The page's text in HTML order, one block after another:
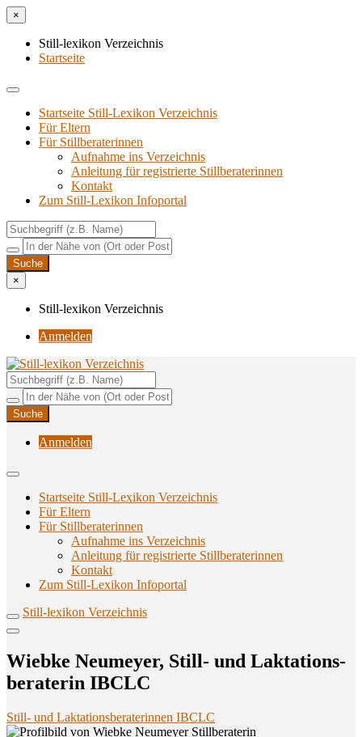
×
Still-lexikon Verzeichnis
Startseite
Startseite Still-Lexikon Verzeichnis
Für Eltern
Für Stillberaterinnen
Aufnahme ins Verzeichnis
Anlei­tung für regis­trier­te Stillberaterinnen
Kon­takt
Zum Still-Lexikon Infoportal
×
Still-lexikon Verzeichnis
Anmelden
Still-lexikon Verzeichnis
Unterstützungsangebote rund ums Stillen
Anmelden
Startseite Still-Lexikon Verzeichnis
Für Eltern
Für Stillberaterinnen
Aufnahme ins Verzeichnis
Anlei­tung für regis­trier­te Stillberaterinnen
Kon­takt
Zum Still-Lexikon Infoportal
Still-lexikon Verzeichnis
Wieb­ke Neu­mey­er, Still- und Lak­ta­ti­ons­
be­ra­te­rin IBCLC
Still- und Laktationsberaterinnen IBCLC